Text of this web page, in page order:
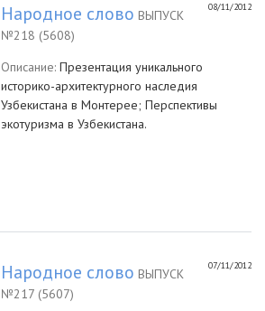
08/11/2012
Народное слово ВЫПУСК
№218 (5608)
Описание: Презентация уникального
историко-архитектурного наследия
Узбекистана в Монтерее; Перспективы
экотуризма в Узбекистана.
07/11/2012
Народное слово ВЫПУСК
№217 (5607)